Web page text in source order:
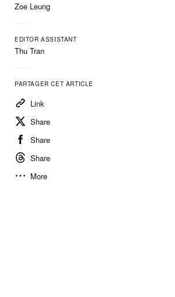
Zoe Leung
EDITOR ASSISTANT
Thu Tran
PARTAGER CET ARTICLE
Link
Share
Share
Share
More